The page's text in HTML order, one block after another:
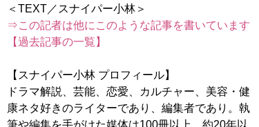
⇒この記者は他にこのような記事を書いています
【過去記事の一覧】
【スナイパー小林 プロフィール】
ドラマ解説、芸能、恋愛、カルチャー、美容・健
康ネタ好きのライターであり、編集者であり。執